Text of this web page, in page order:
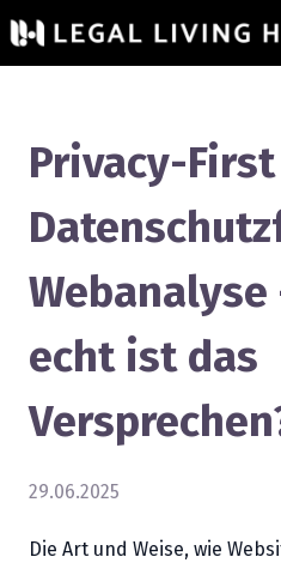
Privacy-
echt ist das
29.06.2025
Die Art und Weise, wie